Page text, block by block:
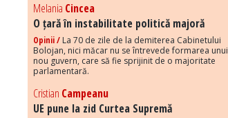
Melania Cincea
O țară în instabilitate politică majoră
Opinii / La 70 de zile de la demiterea Cabinetului
Bolojan, nici măcar nu se întrevede formarea unui
nou guvern, care să fie sprijinit de o majoritate
parlamentară.
Cristian Campeanu
UE pune la zid Curtea Supremă